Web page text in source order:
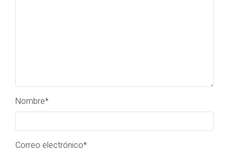
Nombre*
Correo electrónico*